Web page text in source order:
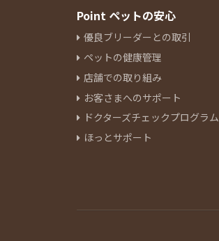
Point ペットの安心
優良ブリーダーとの取引
ペットの健康管理
店舗での取り組み
お客さまへのサポート
ドクターズチェックプログラム
ほっとサポート